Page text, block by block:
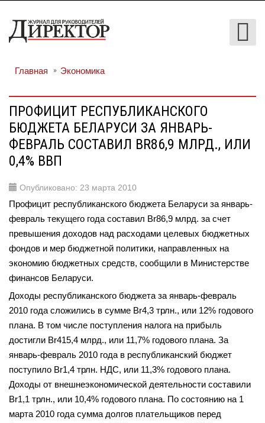
Главная Экономика
ПРОФИЦИТ РЕСПУБЛИКАНСКОГО
БЮДЖЕТА БЕЛАРУСИ ЗА ЯНВАРЬ-
ФЕВРАЛЬ СОСТАВИЛ BR86,9 МЛРД., ИЛИ
0,4% ВВП
Опубликовано: 23 марта 2010
Профицит республиканского бюджета Беларуси за январь-
февраль текущего года составил Br86,9 млрд. за счет
превышения доходов над расходами целевых бюджетных
фондов и мер бюджетной политики, направленных на
экономию бюджетных средств, сообщили в Министерстве
финансов Беларуси.
Доходы республиканского бюджета за январь-февраль
2010 года сложились в сумме Br4,3 трлн., или 12% годового
плана. В том числе поступления налога на прибыль
достигли Br415,4 млрд., или 11,7% годового плана. За
январь-февраль 2010 года в республиканский бюджет
поступило Br1,4 трлн. НДС, или 11,3% годового плана.
Доходы от внешнеэкономической деятельности составили
Br1,1 трлн., или 10,4% годового плана. По состоянию на 1
марта 2010 года сумма долгов плательщиков перед